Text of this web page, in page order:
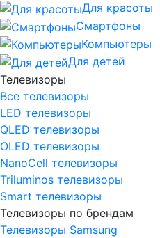
Для красоты
Смартфоны
Компьютеры
Для детей
Телевизоры
Все телевизоры
LED телевизоры
QLED телевизоры
OLED телевизоры
NanoCell телевизоры
Triluminos телевизоры
Smart телевизоры
Телевизоры по брендам
Телевизоры Samsung